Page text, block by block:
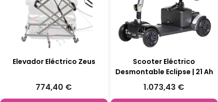
Elevador Eléctrico Zeus
774,40 €
Scooter Eléctrico
Desmontable Eclipse | 21 Ah
1.073,43 €